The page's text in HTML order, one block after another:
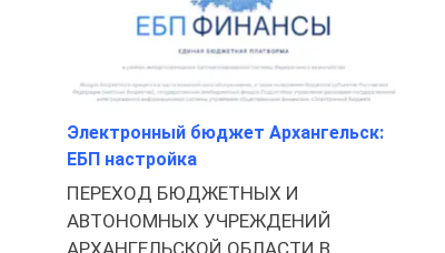
Электронный бюджет Архангельск:
ЕБП настройка
ПЕРЕХОД БЮДЖЕТНЫХ И
АВТОНОМНЫХ УЧРЕЖДЕНИЙ
АРХАНГЕЛЬСКОЙ ОБЛАСТИ В